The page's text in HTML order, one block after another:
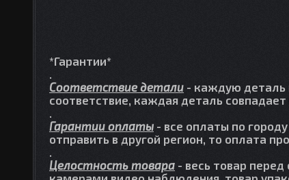
*Гарантии*
.
Соответствие детали - каждую деталь
соответствие, каждая деталь
.
Гарантии оплаты - все оплаты по
отправить в другой регион, то оплата
.
Целостность товара - весь товар